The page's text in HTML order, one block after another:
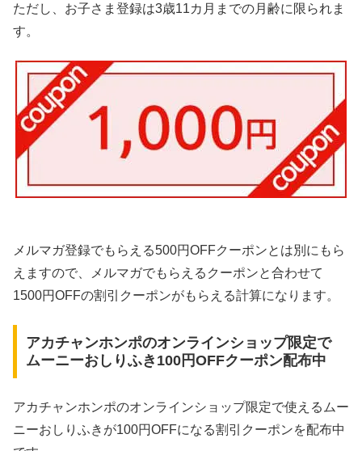
ただし、お子さま登録は3歳11カ月までの月齢に限られま
す。
メルマガ登録でもらえる500円OFFクーポンとは別にもら
えますので、メルマガでもらえるクーポンと合わせて
1500円OFFの割引クーポンがもらえる計算になります。
アカチャンホンポのオンラインショップ限定で
ムーニーおしりふき100円OFFクーポン配布中
アカチャンホンポのオンラインショップ限定で使えるムー
ニーおしりふきが100円OFFになる割引クーポンを配布中